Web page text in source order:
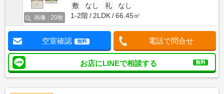
画像 : 20枚
敷
なし 礼
なし
1-2階
2LDK 66.45㎡
空室確認 無料 電話で問合せ
お店にLINEで相談する 無料